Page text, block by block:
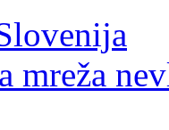
mreža